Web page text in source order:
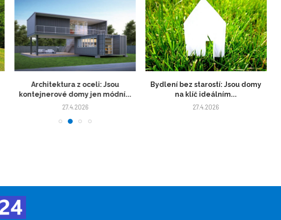
Architektura z oceli: Jsou
kontejnerové domy jen módní...
27.4.2026
Bydlení bez starostí: Jsou domy
na klíč ideálním...
27.4.2026